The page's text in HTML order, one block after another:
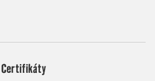
Certifikáty